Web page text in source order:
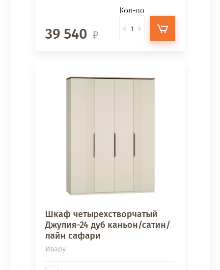
39 540
Кол-во
Шкаф четырехстворчатый
Джулия-24 дуб каньон/сатин/
лайн сафари
Ивару